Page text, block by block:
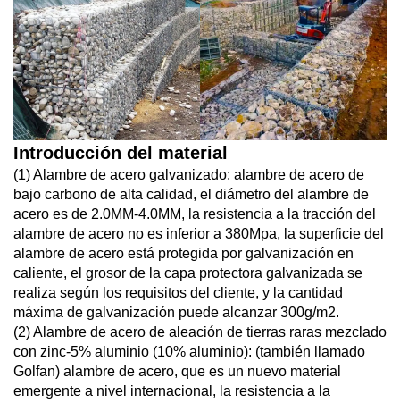
Introducción del material
(1) Alambre de acero galvanizado: alambre de acero de
bajo carbono de alta calidad, el diámetro del alambre de
acero es de 2.0MM-4.0MM, la resistencia a la tracción del
alambre de acero no es inferior a 380Mpa, la superficie del
alambre de acero está protegida por galvanización en
caliente, el grosor de la capa protectora galvanizada se
realiza según los requisitos del cliente, y la cantidad
máxima de galvanización puede alcanzar 300g/m2.
(2) Alambre de acero de aleación de tierras raras mezclado
con zinc-5% aluminio (10% aluminio): (también llamado
Golfan) alambre de acero, que es un nuevo material
emergente a nivel internacional, la resistencia a la